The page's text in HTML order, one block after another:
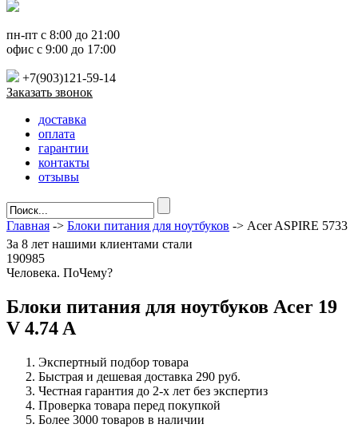
пн-пт с 8:00 до 21:00
офис с 9:00 до 17:00
+7(903)121-59-14
Заказать звонок
доставка
оплата
гарантии
контакты
отзывы
Главная -> Блоки питания для ноутбуков -> Acer ASPIRE 5733
За 8 лет нашими клиентами стали
190985
Человека. ПоЧему?
Блоки питания для ноутбуков Acer 19
V 4.74 A
Экспертный подбор товара
Быстрая и дешевая доставка 290 руб.
Честная гарантия до 2-х лет без экспертиз
Проверка товара перед покупкой
Более 3000 товаров в наличии